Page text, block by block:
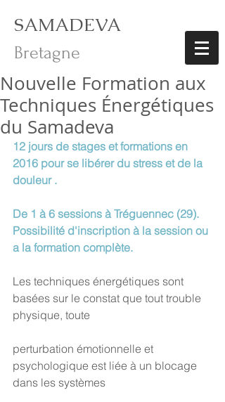
SAMADEVA
Bretagne
Nouvelle Formation aux
Techniques Énergétiques
du Samadeva
12 jours de stages et formations en
2016 pour se libérer du stress et de la
douleur .
De 1 à 6 sessions à Tréguennec (29).
Possibilité d'inscription à la session ou
a la formation complète.
Les techniques énergétiques sont
basées sur le constat que tout trouble
physique, toute
perturbation émotionnelle et
psychologique est liée à un blocage
dans les systèmes